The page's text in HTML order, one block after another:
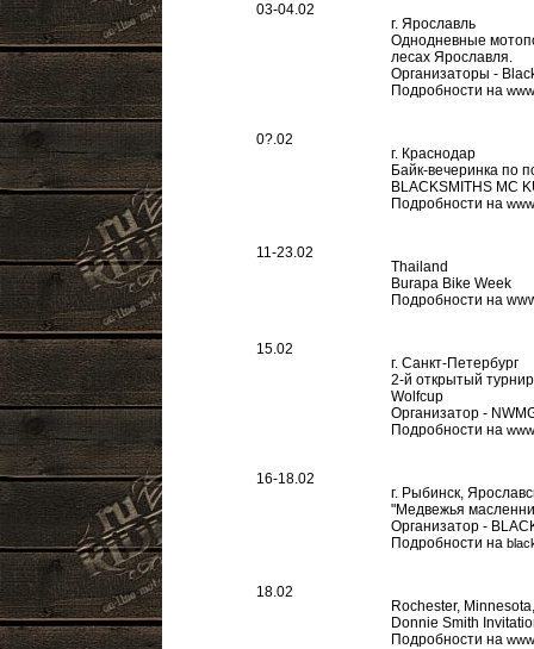
03-04.02
г. Ярославль
Однодневные
лесах Ярославля.
Организаторы -
Подробности на
0?.02
г. Краснодар
Байк-вечеринка по
BLACKSMITHS MC
Подробности на
11-23.02
Thailand
Burapa Bike Week
Подробности на
15.02
г. Санкт-Петербург
2-й открытый
Wolfcup
Организатор -
Подробности на
16-18.02
г. Рыбинск,
"Медвежья
Организатор -
Подробности на
18.02
Rochester,
Donnie Smith
Подробности на